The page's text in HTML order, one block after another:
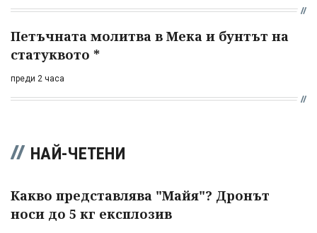
Петъчната молитва в Мека и бунтът на
статуквото *
преди 2 часа
НАЙ-ЧЕТЕНИ
Какво представлява "Майя"? Дронът
носи до 5 кг експлозив